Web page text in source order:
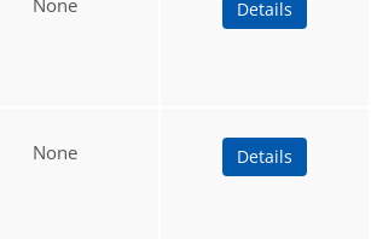
None Details
None Details